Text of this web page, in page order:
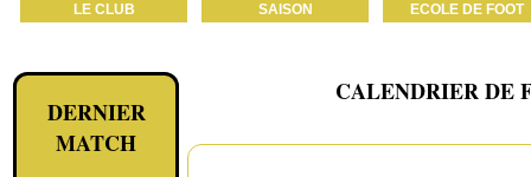
LE CLUB SAISON ECOLE DE FOOT
DERNIER
MATCH
CALENDRIER DE